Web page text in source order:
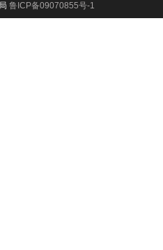
鲁ICP备09070855号-1